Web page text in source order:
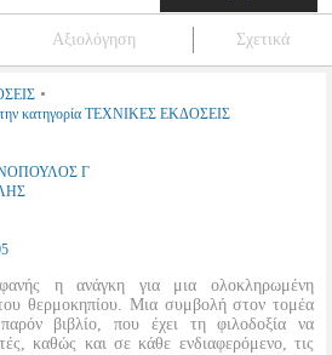
Αξιολόγηση Σχετικά
•
κατηγορία ΤΕΧΝΙΚΕΣ ΕΚΔΟΣΕΙΣ
Γ
η ανάγκη για μια ολοκληρωμένη
θερμοκηπίου. Μια συμβολή στον τομέα
βιβλίο, που έχει τη φιλοδοξία να
καθώς και σε κάθε ενδιαφερόμενο, τις